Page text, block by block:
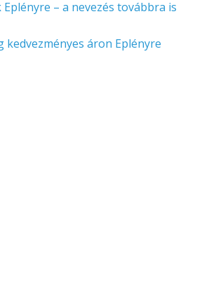
– a nevezés továbbra is
kedvezményes áron Eplényre